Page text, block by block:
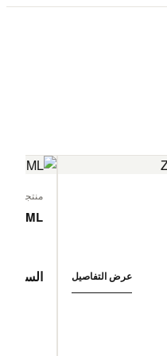
عرض التفاصيل
منتجات Royal Smells
ML
السعر